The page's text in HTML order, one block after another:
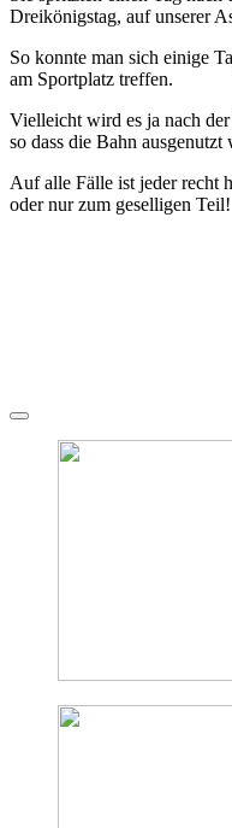
Dreikönigstag, auf unserer
So konnte man sich einige
am Sportplatz treffen.
Vielleicht wird es ja nach
so dass die Bahn ausgenutzt
Auf alle Fälle ist jeder recht
oder nur zum geselligen Teil!